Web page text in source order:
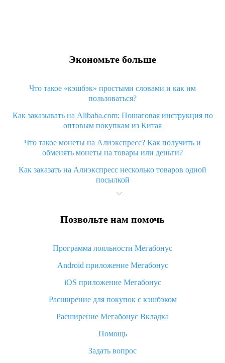
Экономьте больше
Что такое «кэшбэк» простыми словами и как им
пользоваться?
Как заказывать на Alibaba.com: Пошаговая инструкция по
оптовым покупкам из Китая
Что такое монеты на Алиэкспресс? Как получить и
обменять монеты на товары или деньги?
Как заказать на Алиэкспресс несколько товаров одной
посылкой
Что значит статус «Заказ закрыт» на Алиэкспресс и что
Что делать, если Алиэкспресс просит ввести паспортные
Как узнать, куда пришла посылка с Алиэкспресс
Вы отменили заказ на Алиэкспресс, когда вернут деньги?
Что такое баллы на Алиэкспресс, как их получить и
«AliExpress Standard Shipping»: что это за метод доставки и
как его отслеживать
Как покупать оптом на Алиэкспресс
Что делать, если не пришел товар с Алиэкспресс
Позвольте нам помочь
Программа лояльности Мегабонус
Android приложение Мегабонус
iOS приложение Мегабонус
Расширение для покупок с кэшбэком
Расширение Мегабонус Вкладка
Помощь
Задать вопрос